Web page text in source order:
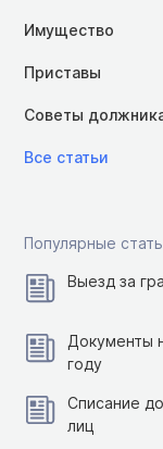
Имущество
Приставы
Советы
Все статьи
Популярные
Выезд за
Документы
году
Списание
лиц